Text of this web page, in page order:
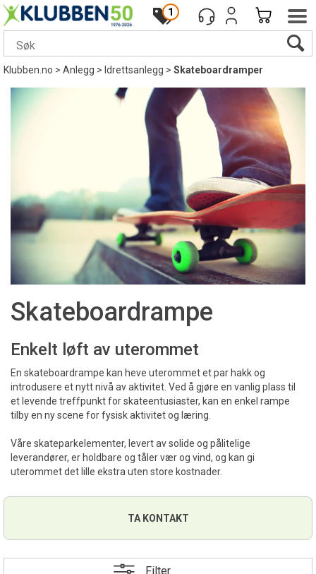
1
Klubben.no>Anlegg> Idrettsanlegg>Skateboardramper
Skateboardrampe
Enkelt løft av uterommet
En skateboardrampe kan heve uterommet et par hakk og
introdusere et nytt nivå av aktivitet. Ved å gjøre en vanlig plass til
et levende treffpunkt for skateentusiaster, kan en enkel rampe
tilby en ny scene for fysisk aktivitet og læring.
Våre skateparkelementer, levert av solide og pålitelige
leverandører, er holdbare og tåler vær og vind, og kan gi
uterommet det lille ekstra uten store kostnader.
TA KONTAKT
Filter